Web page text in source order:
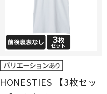
HONESTIES 【3枚セッ